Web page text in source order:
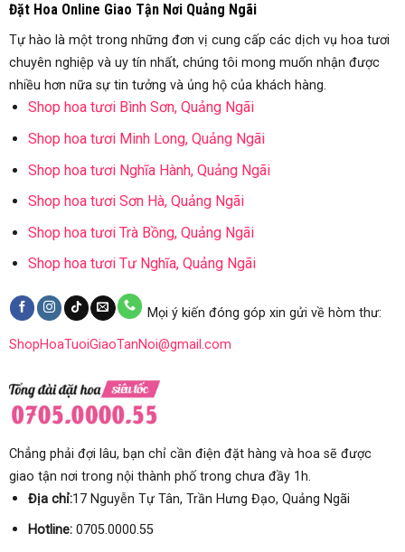
Đặt Hoa Online Giao Tận Nơi Quảng Ngãi
Tự hào là một trong những đơn vị cung cấp các dịch vụ hoa tươi
chuyên nghiệp và uy tín nhất, chúng tôi mong muốn nhận được
nhiều hơn nữa sự tin tưởng và ủng hộ của khách hàng.
Shop hoa tươi Bình Sơn, Quảng Ngãi
Shop hoa tươi Minh Long, Quảng Ngãi
Shop hoa tươi Nghĩa Hành, Quảng Ngãi
Shop hoa tươi Sơn Hà, Quảng Ngãi
Shop hoa tươi Trà Bồng, Quảng Ngãi
Shop hoa tươi Tư Nghĩa, Quảng Ngãi
Mọi ý kiến đóng góp xin gửi về hòm thư:
ShopHoaTuoiGiaoTanNoi@gmail.com
Chẳng phải đợi lâu, bạn chỉ cần điện đặt hàng và hoa sẽ được
giao tận nơi trong nội thành phố trong chưa đầy 1h.
Địa chỉ:17 Nguyễn Tự Tân, Trần Hưng Đạo, Quảng Ngãi
Hotline:0705.0000.55